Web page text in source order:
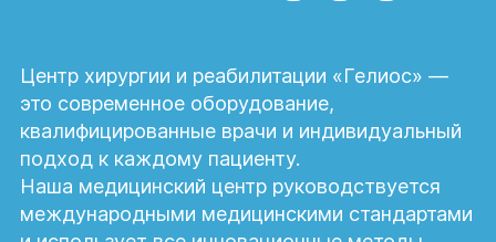
Центр хирургии и реабилитации «Гелиос» —
это современное оборудование,
квалифицированные врачи и индивидуальный
подход к каждому пациенту.
Наша медицинский центр руководствуется
международными медицинскими стандартами